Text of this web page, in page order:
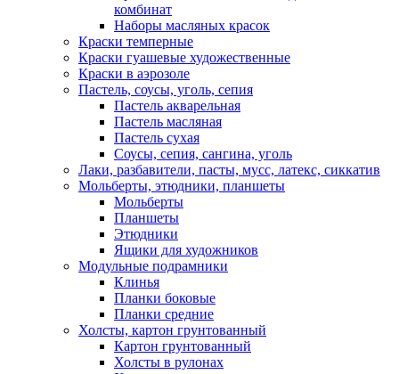
комбинат
Наборы масляных красок
Краски темперные
Краски гуашевые художественные
Краски в аэрозоле
Пастель, соусы, уголь, сепия
Пастель акварельная
Пастель масляная
Пастель сухая
Соусы, сепия, сангина, уголь
Лаки, разбавители, пасты, мусс, латекс, сиккатив
Мольберты, этюдники, планшеты
Мольберты
Планшеты
Этюдники
Ящики для художников
Модульные подрамники
Клинья
Планки боковые
Планки средние
Холсты, картон грунтованный
Картон грунтованный
Холсты в рулонах